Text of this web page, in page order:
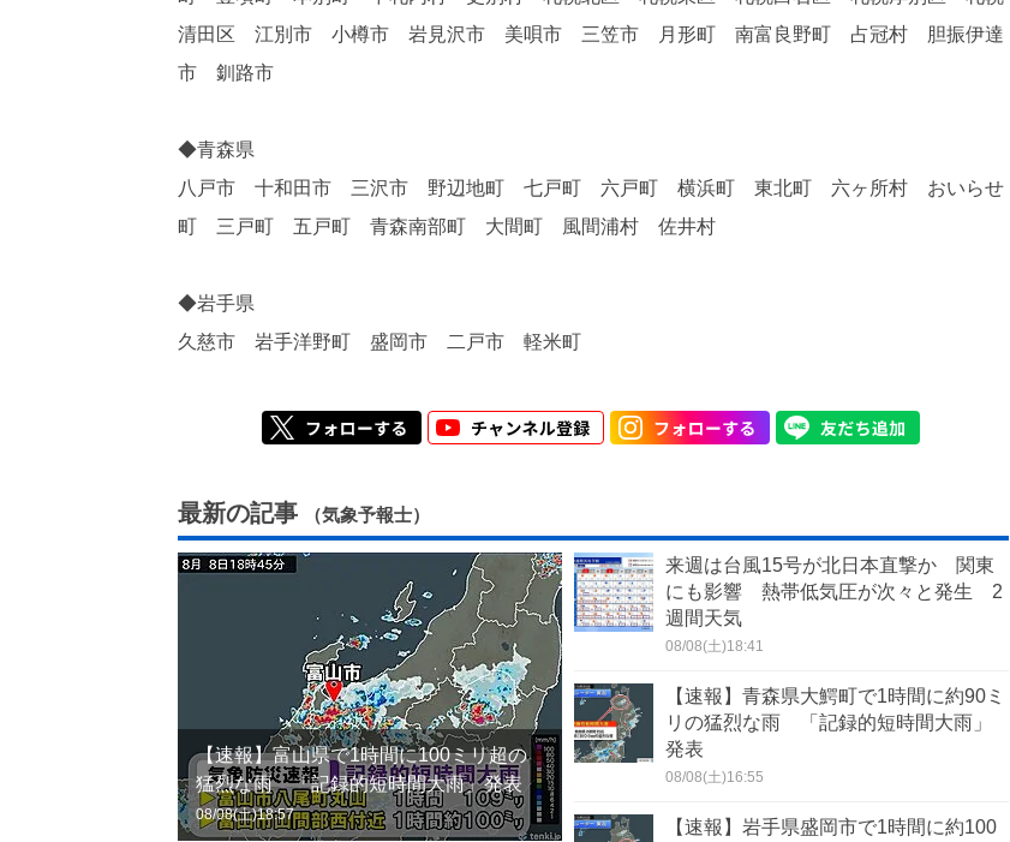
清田区 江別市 小樽市 岩見沢市 美唄市 三笠市 月形町 南富良野町 占冠村 胆振伊達
市 釧路市
◆青森県
八戸市 十和田市 三沢市 野辺地町 七戸町 六戸町 横浜町 東北町 六ヶ所村 おいらせ
町 三戸町 五戸町 青森南部町 大間町 風間浦村 佐井村
◆岩手県
久慈市 岩手洋野町 盛岡市 二戸市 軽米町
最新の記事 （気象予報士）
【速報】富山県で1時間に100ミリ超の
猛烈な雨 「記録的短時間大雨」発表
08/08(土)18:57
来週は台風15号が北日本直撃か 関東
にも影響 熱帯低気圧が次々と発生 2
週間天気
08/08(土)18:41
【速報】青森県大鰐町で1時間に約90ミ
リの猛烈な雨 「記録的短時間大雨」
発表
08/08(土)16:55
【速報】岩手県盛岡市で1時間に約100